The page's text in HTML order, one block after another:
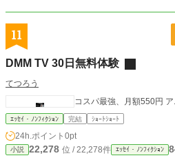
11
DMM TV 30日無料体験
てつろう
コスパ最強、月額550円
ｴｯｾｲ・ﾉﾝﾌｨｸｼｮﾝ 完結 ｼｮｰﾄｼｮｰﾄ
24h.ポイント 0pt
小説 22,278 位 / 22,278件 ｴｯｾｲ・ﾉﾝﾌｨｸｼｮﾝ